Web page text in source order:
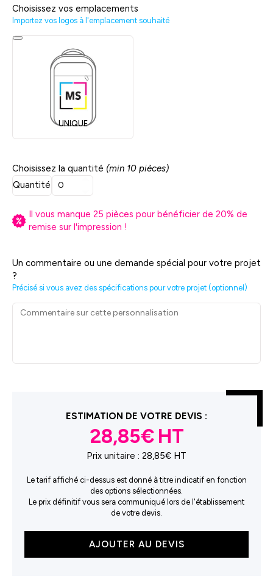
Choisissez vos emplacements
Importez vos logos à l'emplacement souhaité
UNIQUE
Choisissez la quantité (min 10 pièces)
Quantité
Il vous manque 25 pièces pour bénéficier de 20% de
remise sur l'impression !
Un commentaire ou une demande spécial pour votre projet
?
Précisé si vous avez des spécifications pour votre projet (optionnel)
ESTIMATION DE VOTRE DEVIS :
28,85€
Prix unitaire : 28,85€ HT
Le tarif affiché ci-dessus est donné à titre indicatif en fonction
des options sélectionnées.
Le prix définitif vous sera communiqué lors de l'établissement
de votre devis.
AJOUTER AU DEVIS